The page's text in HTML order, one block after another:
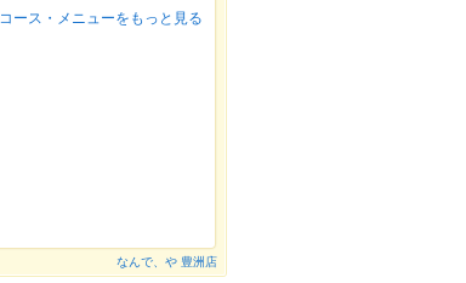
コース・メニューをもっと見る
なんで、や 豊洲店